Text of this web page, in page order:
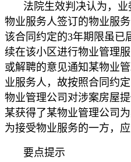
法院生效判决认为，
物业服务人签订的物业服
该合同约定的3年期限虽已
续在该小区进行物业管理
或解聘的意见通知某物业
业服务人，故按照合同约
物业管理公司对涉案房屋
某获得了某物业管理公司
为接受物业服务的一方，应
要点提示